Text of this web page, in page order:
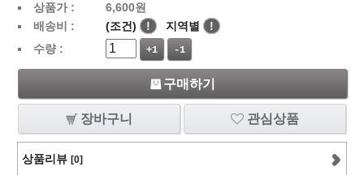
상품가 : 6,600원
배송비 :
(조건) ! 지역별
!
수량 :
+1 -1
구매하기
장바구니 관심상품
상품리뷰 [0]